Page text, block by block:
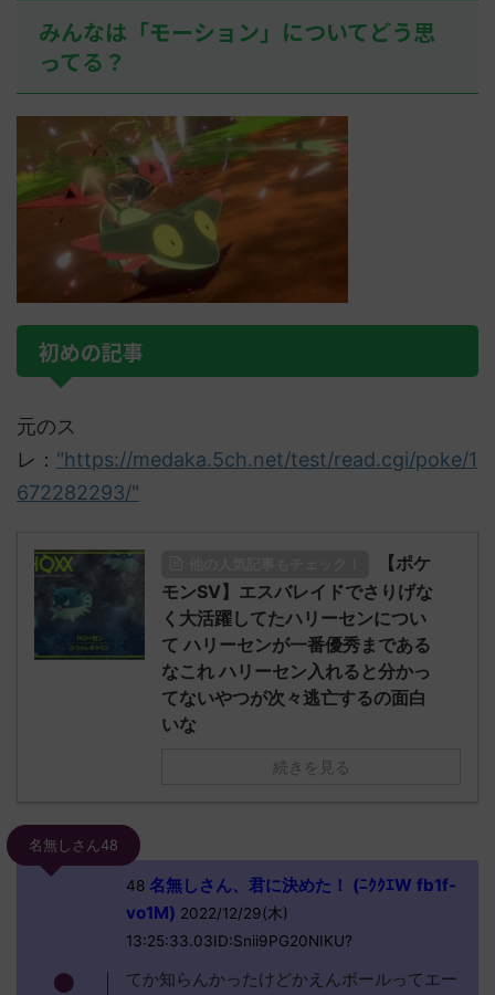
みんなは「モーション」についてどう思
ってる？
初めの記事
元のス
レ： "https://medaka.5ch.net/test/read.cgi/poke/1
672282293/"
【ポケ
モンSV】エスバレイドでさりげな
く大活躍してたハリーセンについ
て ハリーセンが一番優秀まである
なこれ ハリーセン入れると分かっ
てないやつが次々逃亡するの面白
いな
続きを見る
名無しさん48
48名無しさん、君に決めた！ (ﾆｸｸｴW fb1f-
vo1M) 2022/12/29(木)
13:25:33.03ID:Snii9PG20NIKU?
てか知らんかったけどかえんボールってエー